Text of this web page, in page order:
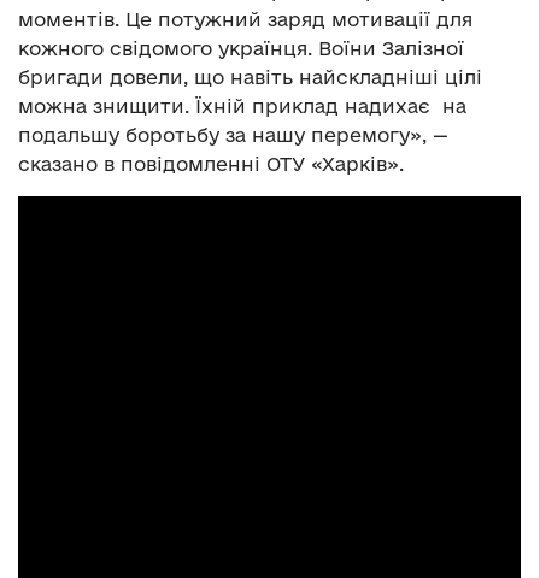
моментів. Це потужний заряд мотивації для
кожного свідомого українця. Воїни Залізної
бригади довели, що навіть найскладніші цілі
можна знищити. Їхній приклад надихає на
подальшу боротьбу за нашу перемогу», —
сказано в повідомленні ОТУ «Харків».